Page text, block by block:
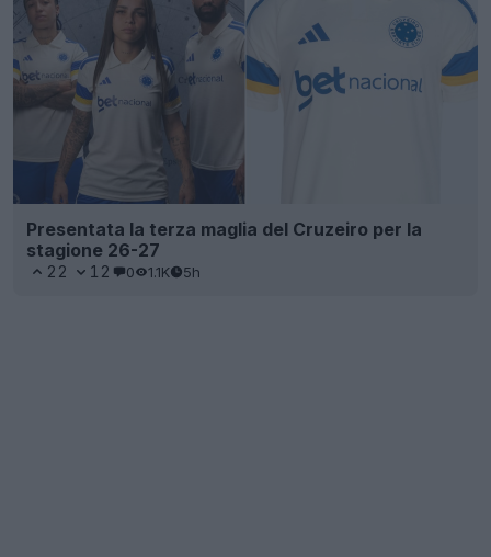
Presentata la terza maglia del Cruzeiro per la
stagione 26-27
22 12 0 1.1K 5h